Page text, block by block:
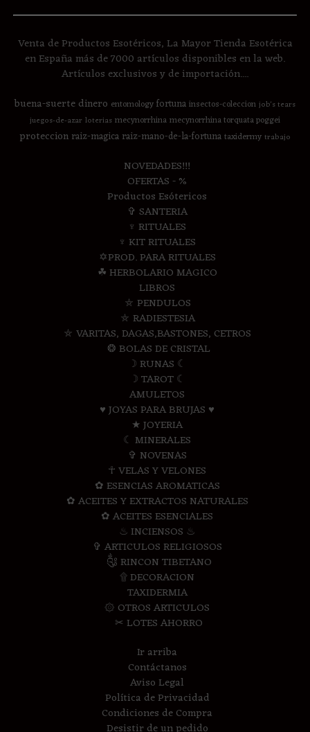
Venta de Productos Esotéricos, La Mayor Tienda Esotérica
en España más de 7000 artículos disponibles en la web.
Artículos exclusivos y de importación....
buena-suertedinero entomologyfortunainsectos-coleccion job's tears
juegos-de-azar loterias mecynorrhinamecynorrhina torquata poggei
proteccion raiz-magica raiz-mano-de-la-fortunataxidermy trabajo
NOVEDADES!!!
OFERTAS - %
Productos Esótericos
✞ SANTERIA
♆ RITUALES
♆ KIT RITUALES
✡PROD. PARA RITUALES
☘ HERBOLARIO MAGICO
LIBROS
⛤ PENDULOS
⛤ RADIESTESIA
⛤ VARITAS, DAGAS,BASTONES, CETROS
❂ BOLAS DE CRISTAL
☽ RUNAS ☾
☽ TAROT ☾
AMULETOS
♥ JOYAS PARA BRUJAS ♥
★ JOYERIA
☾ MINERALES
✞ NOVENAS
☥ VELAS Y VELONES
✿ ESENCIAS AROMATICAS
✿ ACEITES Y EXTRACTOS NATURALES
✿ ACEITES ESENCIALES
♨ INCIENSOS ♨
✞ ARTICULOS RELIGIOSOS
༃ RINCON TIBETANO
۩ DECORACION
TAXIDERMIA
۞ OTROS ARTICULOS
✂ LOTES AHORRO
Ir arriba
Contáctanos
Aviso Legal
Política de Privacidad
Condiciones de Compra